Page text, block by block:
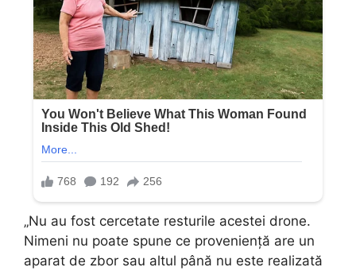
„Nu au fost cercetate resturile acestei drone.
Nimeni nu poate spune ce proveniență are un
aparat de zbor sau altul până nu este realizată